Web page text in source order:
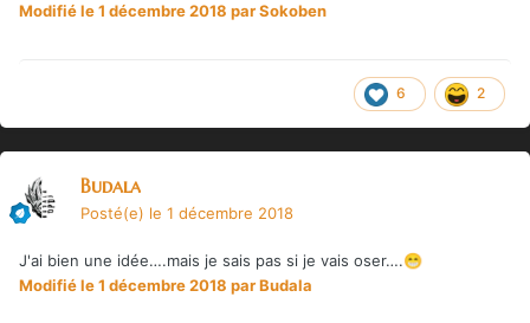
Modifiéle 1 décembre 2018 par Sokoben
6 2
Budala
Posté(e) le 1 décembre 2018
J'ai bien une idée….mais je sais pas si je vais oser….😁
Modifiéle 1 décembre 2018 par Budala